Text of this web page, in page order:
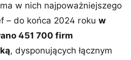
w nich najpoważniejszego
– do końca 2024 roku w
451 700 firm
, dysponujących łącznym